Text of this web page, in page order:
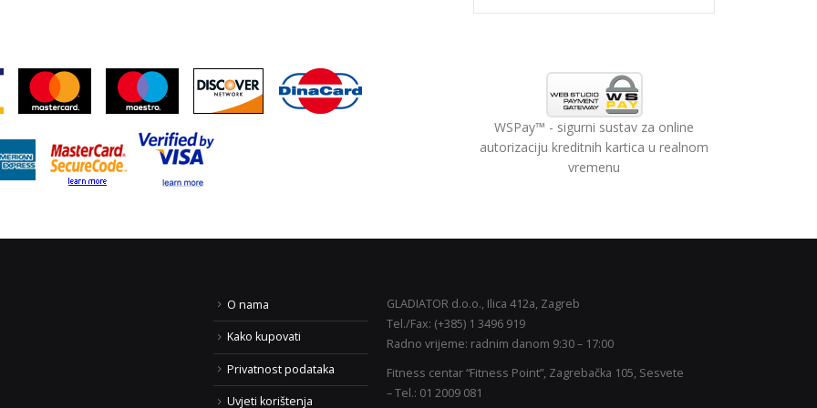
WSPay™ - sigurni sustav za online
autorizaciju kreditnih kartica u realnom
vremenu
Body building i fitness učilište
“prof Siser” – prijave Zagreb i
Slavonski Brod
5. veljače 2018.
O nama
Kako kupovati
Privatnost podataka
Uvjeti korištenja
GLADIATOR d.o.o., Ilica 412a, Zagreb
Tel./Fax: (+385) 1 3496 919
Radno vrijeme: radnim danom 9:30 – 17:00
Fitness centar “Fitness Point”, Zagrebačka 105, Sesvete
– Tel.: 01 2009 081